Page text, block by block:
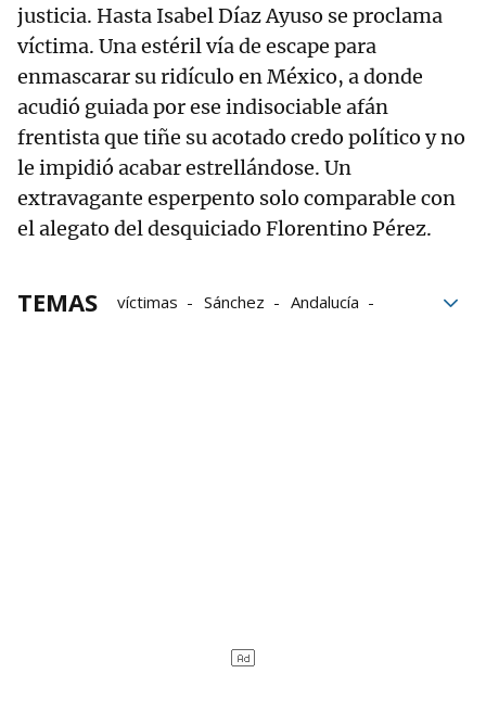
justicia. Hasta Isabel Díaz Ayuso se proclama
víctima. Una estéril vía de escape para
enmascarar su ridículo en México, a donde
acudió guiada por ese indisociable afán
frentista que tiñe su acotado credo político y no
le impidió acabar estrellándose. Un
extravagante esperpento solo comparable con
el alegato del desquiciado Florentino Pérez.
TEMAS víctimas Sánchez
Andalucía